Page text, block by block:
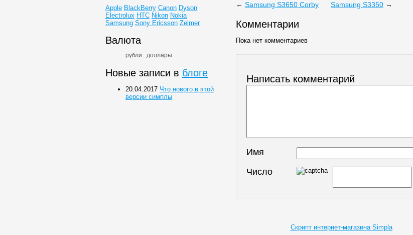
← Samsung S3650 Corby Samsung S3350 →
Комментарии
Пока нет комментариев
Написать комментарий
Имя
Число
Apple BlackBerry Canon Dyson
Electrolux HTC Nikon Nokia
Samsung Sony Ericsson Zelmer
Валюта
рубли доллары
Новые записи в блоге
20.04.2017 Что нового в этой
версии симплы
Скрипт интернет-магазина Simpla